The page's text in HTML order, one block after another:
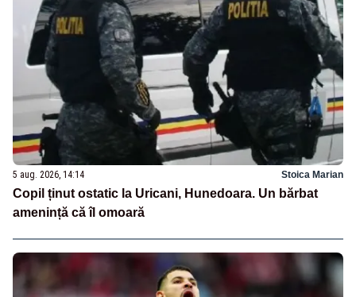
5 aug. 2026, 14:14 Stoica Marian
Copil ținut ostatic la Uricani, Hunedoara. Un bărbat
amenință că îl omoară